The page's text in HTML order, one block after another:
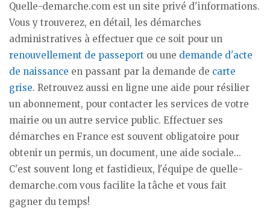
Quelle-demarche.com est un site privé d'informations.
Vous y trouverez, en détail, les démarches
administratives à effectuer que ce soit pour un
renouvellement de passeport ou une demande d'acte
de naissance en passant par la demande de carte
grise. Retrouvez aussi en ligne une aide pour résilier
un abonnement, pour contacter les services de votre
mairie ou un autre service public. Effectuer ses
démarches en France est souvent obligatoire pour
obtenir un permis, un document, une aide sociale...
C'est souvent long et fastidieux, l'équipe de quelle-
demarche.com vous facilite la tâche et vous fait
gagner du temps!